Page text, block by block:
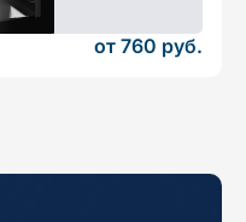
от 760 руб.